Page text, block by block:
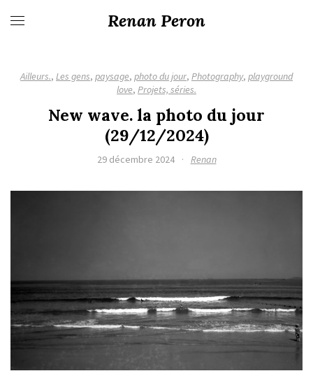
Renan Peron
Ailleurs., Les gens, paysage, photo du jour, Photography, playground
love, Projets, séries.
New wave. la photo du jour
(29/12/2024)
29 décembre 2024 · Renan